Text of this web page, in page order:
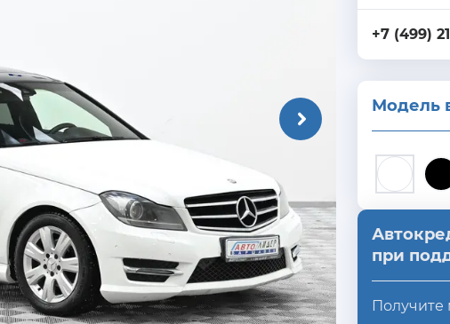
+7 (499)
Модель
при